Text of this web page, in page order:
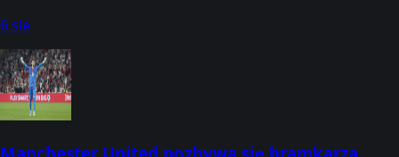
6 sie